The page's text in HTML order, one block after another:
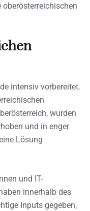
intensiv vorbereitet.
wurden
und in enger
Lösung
und IT-
innerhalb des
Inputs gegeben,